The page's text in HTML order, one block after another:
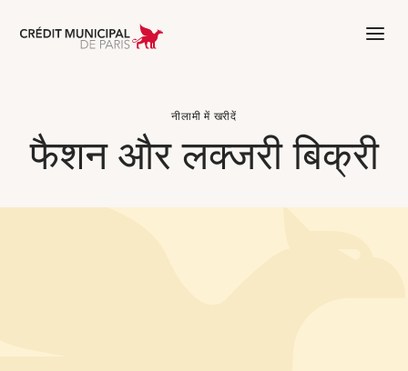
Aller à l'accueil de Crédit Municipal
नीलामी में खरीदें
फैशन और लक्जरी बिक्री